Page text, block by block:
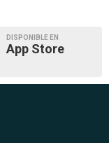
DISPONIBLE EN
App Store